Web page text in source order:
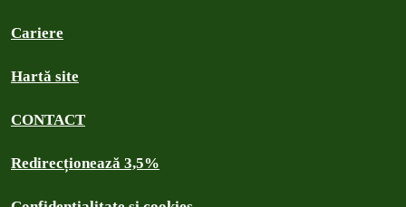
Cariere
Hartă site
CONTACT
Redirecționează 3,5%